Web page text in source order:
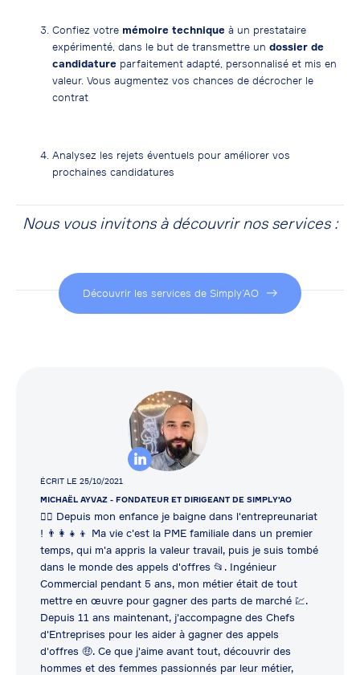
Confiez votre mémoire technique à un prestataire
expérimenté, dans le but de transmettre undossier de
candidature parfaitement adapté, personnalisé et mis en
valeur. Vous augmentez vos chances de décrocher le
contrat
Analysez les rejets éventuels pour améliorer vos
prochaines candidatures
Nous vous invitons à découvrir nos services :
Découvrir les services de Simply’AO
ÉCRIT LE 25/10/2021
MICHAËL AYVAZ - FONDATEUR ET DIRIGEANT DE SIMPLY'AO
👷‍♂️ Depuis mon enfance je baigne dans l'entrepreunariat
! 👨‍👩‍👧‍👦 Ma vie c'est la PME familiale dans un premier
temps, qui m'a appris la valeur travail, puis je suis tombé
dans le monde des appels d'offres 📂. Ingénieur
Commercial pendant 5 ans, mon métier était de tout
mettre en œuvre pour gagner des parts de marché 💹.
Depuis 11 ans maintenant, j'accompagne des Chefs
d'Entreprises pour les aider à gagner des appels
d'offres 🤑. Ce que j'aime avant tout, découvrir des
hommes et des femmes passionnés par leur métier,